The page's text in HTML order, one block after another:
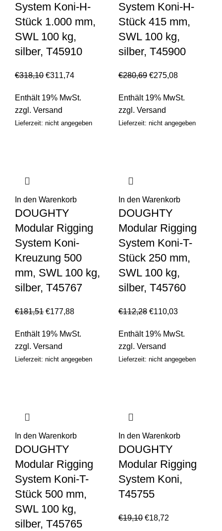
System Koni-H-
Stück 1.000 mm,
SWL 100 kg,
silber, T45910
€318,10 €311,74
Enthält 19% MwSt.
zzgl. Versand
Lieferzeit: nicht angegeben
System Koni-H-
Stück 415 mm,
SWL 100 kg,
silber, T45900
€280,69 €275,08
Enthält 19% MwSt.
zzgl. Versand
Lieferzeit: nicht angegeben
In den Warenkorb
DOUGHTY
Modular Rigging
System Koni-
Kreuzung 500
mm, SWL 100 kg,
silber, T45767
€181,51 €177,88
Enthält 19% MwSt.
zzgl. Versand
Lieferzeit: nicht angegeben
In den Warenkorb
DOUGHTY
Modular Rigging
System Koni-T-
Stück 250 mm,
SWL 100 kg,
silber, T45760
€112,28 €110,03
Enthält 19% MwSt.
zzgl. Versand
Lieferzeit: nicht angegeben
In den Warenkorb
DOUGHTY
Modular Rigging
System Koni-T-
Stück 500 mm,
SWL 100 kg,
silber, T45765
In den Warenkorb
DOUGHTY
Modular Rigging
System Koni,
T45755
€19,10 €18,72